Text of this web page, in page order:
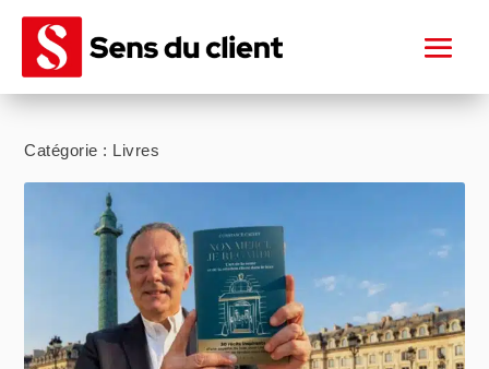
Catégorie : Livres